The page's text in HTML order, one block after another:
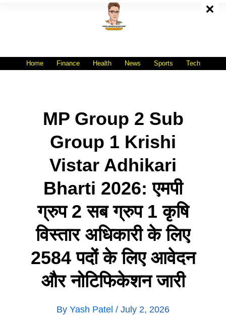
Home Finance Health News Sports Tech
MP Group 2 Sub
Group 1 Krishi
Vistar Adhikari
Bharti 2026: एमपी
ग्रुप 2 सब ग्रुप 1 कृषि
विस्तार अधिकारी के लिए
2584 पदों के लिए आवेदन
और नोटिफिकेशन जारी
By Yash Patel / July 2, 2026